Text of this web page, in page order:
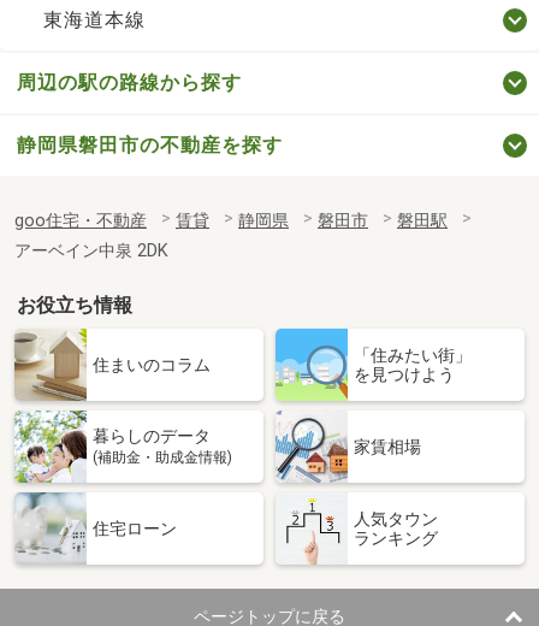
東海道本線
周辺の駅の路線から探す
静岡県磐田市の不動産を探す
goo住宅・不動産 賃貸 静岡県 磐田市
磐田駅
アーベイン中泉 2DK
お役立ち情報
住まいのコラム
「住みたい街」
を見つけよう
暮らしのデータ
(補助金・助成金情報)
家賃相場
住宅ローン
人気タウン
ランキング
ページトップに戻る